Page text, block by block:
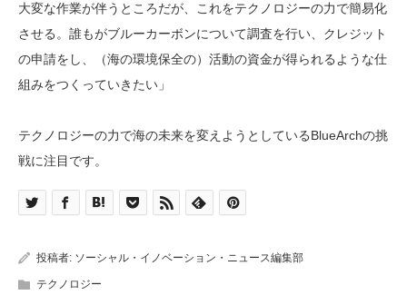
大変な作業が伴うところだが、これをテクノロジーの力で簡易化
させる。誰もがブルーカーボンについて調査を行い、クレジット
の申請をし、（海の環境保全の）活動の資金が得られるような仕
組みをつくっていきたい」
テクノロジーの力で海の未来を変えようとしているBlueArchの挑
戦に注目です。
投稿者: ソーシャル・イノベーション・ニュース編集部
テクノロジー